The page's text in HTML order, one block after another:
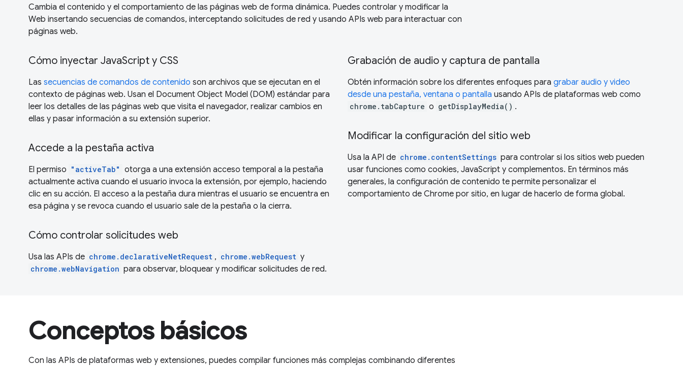
Cambia el contenido y el comportamiento de las páginas web de forma dinámica. Puedes controlar y modificar la
Web insertando secuencias de comandos, interceptando solicitudes de red y usando APIs web para interactuar con
páginas web.
Cómo inyectar JavaScript y CSS
Las secuencias de comandos de contenido son archivos que se ejecutan en el
contexto de páginas web. Usan el Document Object Model (DOM) estándar para
leer los detalles de las páginas web que visita el navegador, realizar cambios en
ellas y pasar información a su extensión superior.
Accede a la pestaña activa
El permiso "activeTab" otorga a una extensión acceso temporal a la pestaña
actualmente activa cuando el usuario invoca la extensión, por ejemplo, haciendo
clic en su acción. El acceso a la pestaña dura mientras el usuario se encuentra en
esa página y se revoca cuando el usuario sale de la pestaña o la cierra.
Cómo controlar solicitudes web
Usa las APIs de chrome.declarativeNetRequest , chrome.webRequest y
chrome.webNavigation para observar, bloquear y modificar solicitudes de red.
Grabación de audio y captura de pantalla
Obtén información sobre los diferentes enfoques para grabar audio y video
desde una pestaña, ventana o pantalla usando APIs de plataformas web como
chrome.tabCapture o getDisplayMedia() .
Modificar la configuración del sitio web
Usa la API de chrome.contentSettings para controlar si los sitios web pueden
usar funciones como cookies, JavaScript y complementos. En términos más
generales, la configuración de contenido te permite personalizar el
comportamiento de Chrome por sitio, en lugar de hacerlo de forma global.
Conceptos básicos
Con las APIs de plataformas web y extensiones, puedes compilar funciones más complejas combinando diferentes